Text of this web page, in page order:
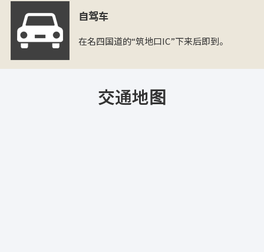
自驾车
在名四国道的“筑地口IC”下来后即到。
交通地图